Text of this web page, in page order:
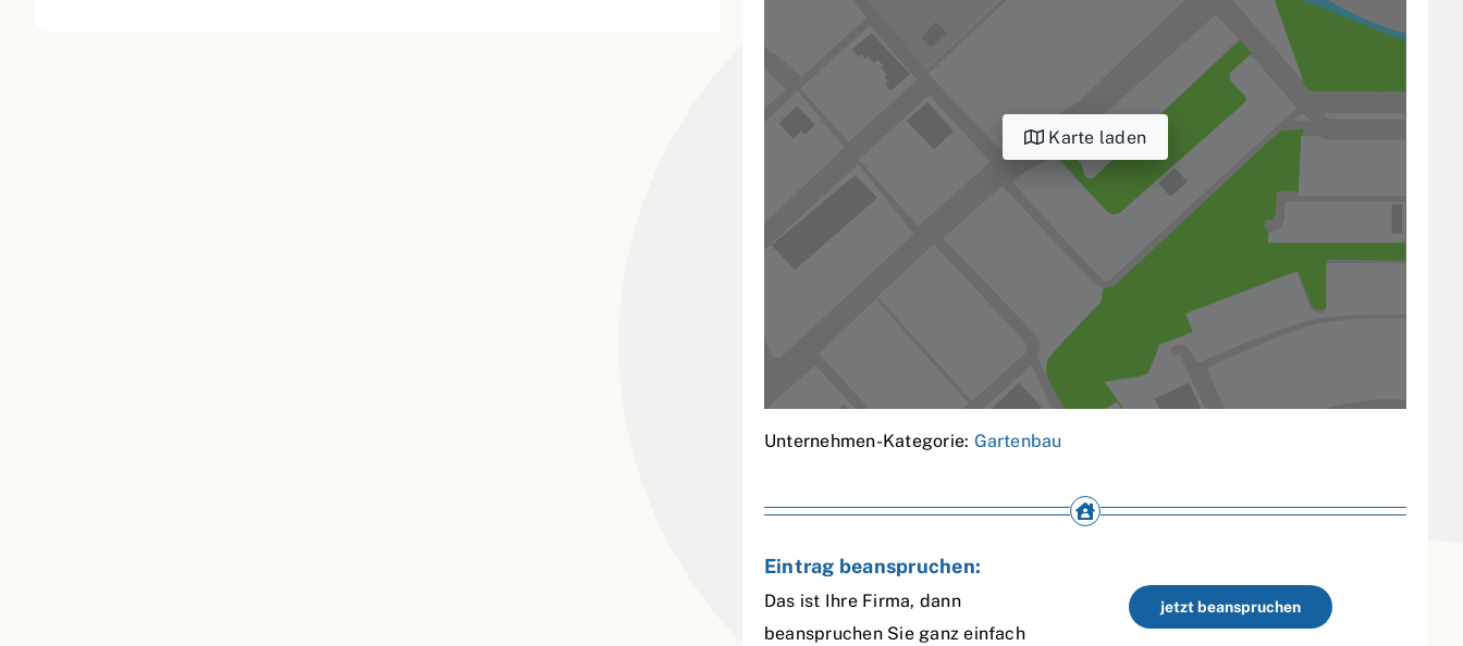
Karte laden
Unternehmen-Kategorie: Gartenbau
Eintrag beanspruchen:
Das ist Ihre Firma, dann
beanspruchen Sie ganz einfach
jetzt beanspruchen